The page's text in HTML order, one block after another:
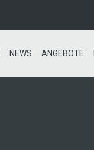
NEWS ANGEBOTE